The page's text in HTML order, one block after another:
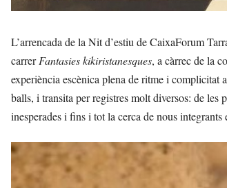
L’arrencada de la Nit d’estiu de CaixaForum
carrerFantasies kikiristanesques, a càrrec de la
experiència escènica plena de ritme i
balls, i transita per registres molt diversos: de les
inesperades i fins i tot la cerca de nous integrants